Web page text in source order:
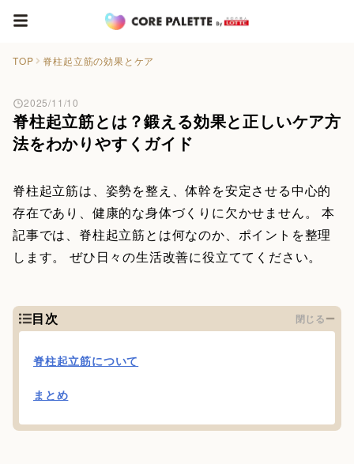
TOP 脊柱起立筋の効果とケア
脊柱起立筋とは？鍛える効果と正しいケア方
法をわかりやすくガイド
2025/11/10
脊柱起立筋は、姿勢を整え、体幹を安定させる中心的
存在であり、健康的な身体づくりに欠かせません。 本
記事では、脊柱起立筋とは何なのか、ポイントを整理
します。 ぜひ日々の生活改善に役立ててください。
目次 閉じる
脊柱起立筋について
まとめ